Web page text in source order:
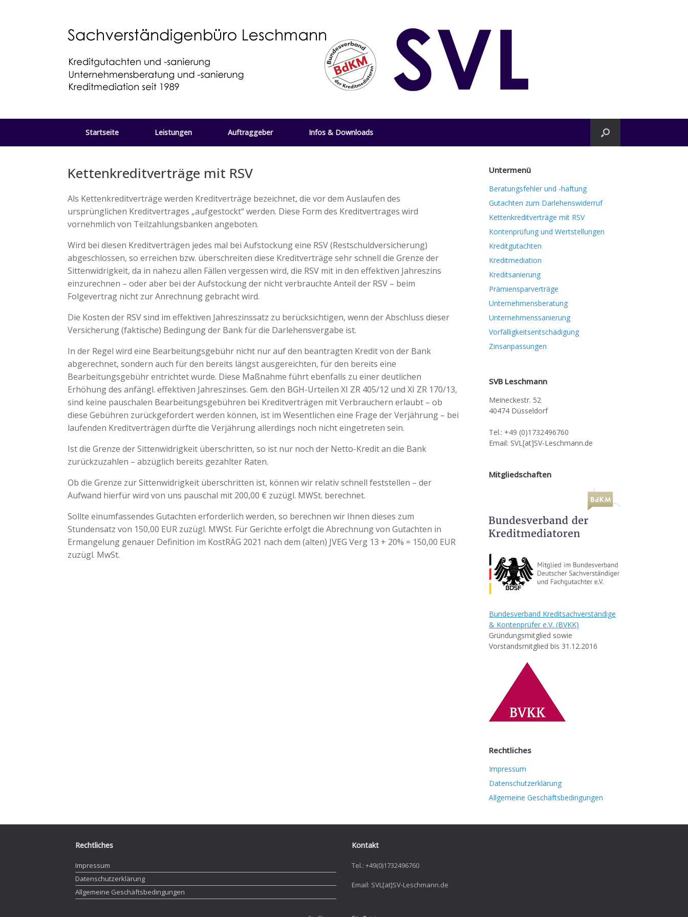
Startseite Leistungen Auftraggeber Infos & Downloads
Kettenkreditverträge mit RSV
Als Kettenkreditverträge werden Kreditverträge bezeichnet, die vor dem Auslaufen des
ursprünglichen Kreditvertrages „aufgestockt“ werden. Diese Form des Kreditvertrages wird
vornehmlich von Teilzahlungsbanken angeboten.
Wird bei diesen Kreditverträgen jedes mal bei Aufstockung eine RSV (Restschuldversicherung)
abgeschlossen, so erreichen bzw. überschreiten diese Kreditverträge sehr schnell die Grenze der
Sittenwidrigkeit, da in nahezu allen Fällen vergessen wird, die RSV mit in den effektiven Jahreszins
einzurechnen – oder aber bei der Aufstockung der nicht verbrauchte Anteil der RSV – beim
Folgevertrag nicht zur Anrechnung gebracht wird.
Die Kosten der RSV sind im effektiven Jahreszinssatz zu berücksichtigen, wenn der Abschluss dieser
Versicherung (faktische) Bedingung der Bank für die Darlehensvergabe ist.
In der Regel wird eine Bearbeitungsgebühr nicht nur auf den beantragten Kredit von der Bank
abgerechnet, sondern auch für den bereits längst ausgereichten, für den bereits eine
Bearbeitungsgebühr entrichtet wurde. Diese Maßnahme führt ebenfalls zu einer deutlichen
Erhöhung des anfängl. effektiven Jahreszinses. Gem. den BGH-Urteilen XI ZR 405/12 und XI ZR 170/13,
sind keine pauschalen Bearbeitungsgebühren bei Kreditverträgen mit Verbrauchern erlaubt – ob
diese Gebühren zurückgefordert werden können, ist im Wesentlichen eine Frage der Verjährung – bei
laufenden Kreditverträgen dürfte die Verjährung allerdings noch nicht eingetreten sein.
Ist die Grenze der Sittenwidrigkeit überschritten, so ist nur noch der Netto-Kredit an die Bank
zurückzuzahlen – abzüglich bereits gezahlter Raten.
Ob die Grenze zur Sittenwidrigkeit überschritten ist, können wir relativ schnell feststellen – der
Aufwand hierfür wird von uns pauschal mit 200,00 € zuzügl. MWSt. berechnet.
Sollte einumfassendes Gutachten erforderlich werden, so berechnen wir Ihnen dieses zum
Stundensatz von 150,00 EUR zuzügl. MWSt. Für Gerichte erfolgt die Abrechnung von Gutachten in
Ermangelung genauer Definition im KostRÄG 2021 nach dem (alten) JVEG Verg 13 + 20% = 150,00 EUR
zuzügl. MwSt.
Untermenü
Beratungsfehler und -haftung
Gutachten zum Darlehenswiderruf
Kettenkreditverträge mit RSV
Kontenprüfung und Wertstellungen
Kreditgutachten
Kreditmediation
Kreditsanierung
Prämiensparverträge
Unternehmensberatung
Unternehmenssanierung
Vorfälligkeitsentschädigung
Zinsanpassungen
SVB Leschmann
Meineckestr. 52
40474 Düsseldorf
Tel.: +49 (0)1732496760
Email: SVL[at]SV-Leschmann.de
Mitgliedschaften
Bundesverband Kreditsachverständige
& Kontenprüfer e.V. (BVKK)
Gründungsmitglied sowie
Vorstandsmitglied bis 31.12.2016
Rechtliches
Impressum
Datenschutzerklärung
Allgemeine Geschäftsbedingungen
Rechtliches
Impressum
Datenschutzerklärung
Allgemeine Geschäftsbedingungen
Kontakt
Tel.: +49(0)1732496760
Email: SVL[at]SV-Leschmann.de